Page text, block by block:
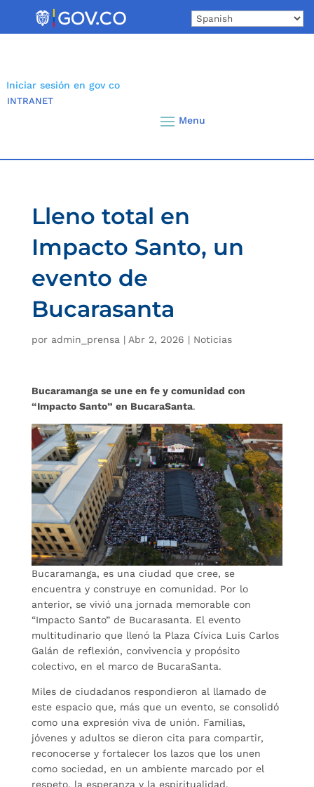
Iniciar sesión en gov co
INTRANET
Lleno total en
Impacto Santo, un
evento de
Bucarasanta
por admin_prensa | Abr 2, 2026 | Noticias
Bucaramanga se une en fe y comunidad con
“Impacto Santo” en BucaraSanta.
Bucaramanga, es una ciudad que cree, se
encuentra y construye en comunidad. Por lo
anterior, se vivió una jornada memorable con
“Impacto Santo” de Bucarasanta. El evento
multitudinario que llenó la Plaza Cívica Luis Carlos
Galán de reflexión, convivencia y propósito
colectivo, en el marco de BucaraSanta.
Miles de ciudadanos respondieron al llamado de
este espacio que, más que un evento, se consolidó
como una expresión viva de unión. Familias,
jóvenes y adultos se dieron cita para compartir,
reconocerse y fortalecer los lazos que los unen
como sociedad, en un ambiente marcado por el
respeto, la esperanza y la espiritualidad.